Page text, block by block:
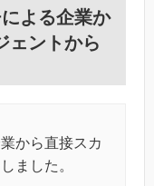
よる企業か
ェントから
から直接スカ
ました。